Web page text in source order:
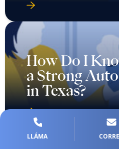
How Do I
a Strong
in Texas?
LLÁMA